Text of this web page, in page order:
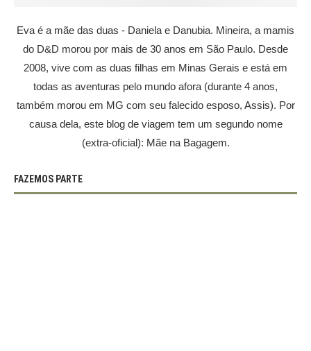
Eva é a mãe das duas - Daniela e Danubia. Mineira, a mamis
do D&D morou por mais de 30 anos em São Paulo. Desde
2008, vive com as duas filhas em Minas Gerais e está em
todas as aventuras pelo mundo afora (durante 4 anos,
também morou em MG com seu falecido esposo, Assis). Por
causa dela, este blog de viagem tem um segundo nome
(extra-oficial): Mãe na Bagagem.
FAZEMOS PARTE